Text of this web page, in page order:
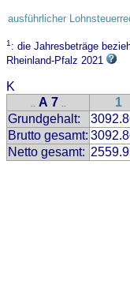
ausführlicher
1: die Jahresbeträge
Rheinland-Pfalz 2021
K
.. A 7 .. 1
Grundgehalt:
Brutto gesamt:
Netto gesamt: